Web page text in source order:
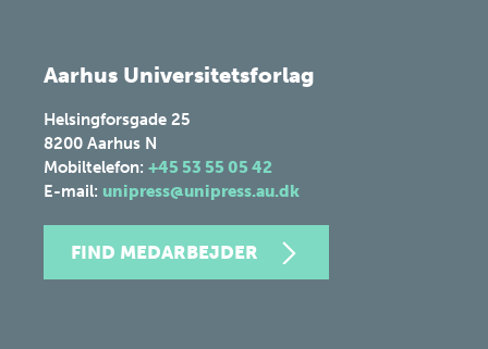
Aarhus Universitetsforlag
Helsingforsgade 25
8200 Aarhus N
Mobiltelefon: +45 53 55 05 42
E-mail: unipress@unipress.au.dk
FIND MEDARBEJDER